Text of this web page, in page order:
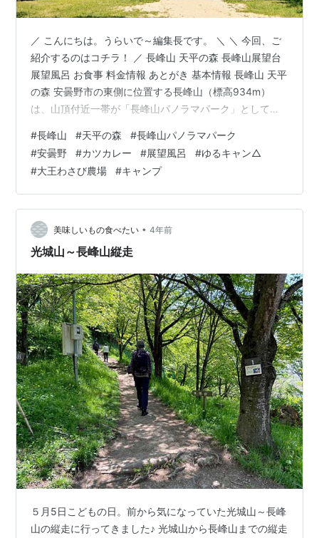
／ こんにちは。うらいで～編集長です。 ＼ ＼ 今回、ご
紹介するのはコチラ！ ／ 長峰山 天平の森 長峰山展望台
展望風呂 お食事 料金情報 あとがき 基本情報 長峰山 天平
の森 安曇野市の東側に位置する長峰山（標高934m）
は、山頂付近一帯が「長峰山パノラマパーク」として整
ある森林体験交流施設『天平の森』には展望風呂や展望
食堂、バーベキューハウス、天文台があり、周辺にはコ
テージ、オートキャンプ場、マレットゴルフ場などがそ
ろっています。1995年にオープンしたこちらは管理棟も
兼ねていて、受付やチェックイン（14時から）などはこ
ちらで。 こちらの…
#長峰山 #天平の森 #長峰山パノラマパーク
#安曇野 #カツカレー #展望風呂 #ゆるキャン△
#大王わさび農場 #キャンプ
美味しいもの食べたい • 4年前
光城山～長峰山縦走
５月5日こどもの日。前から気になっていた光城山～長峰
山の縦走に行ってきました♪ 光城山から長峰山までの縦走